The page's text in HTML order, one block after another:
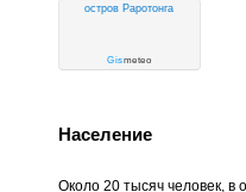
остров Раротонга
Gismeteo
Население
Около 20 тысяч человек, в